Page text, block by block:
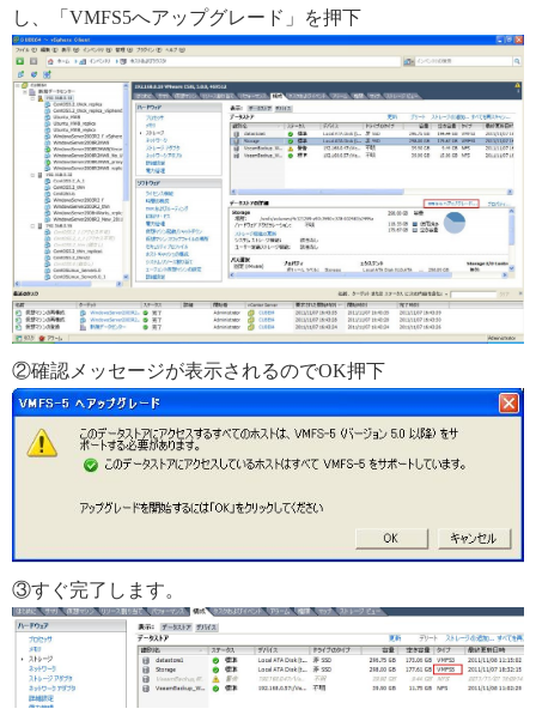
し、「VMFS5へアップグレード」を押下
②確認メッセージが表示されるのでOK押下
③すぐ完了します。